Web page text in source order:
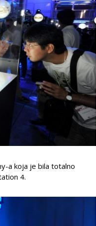
a koja je bila totalno
4.